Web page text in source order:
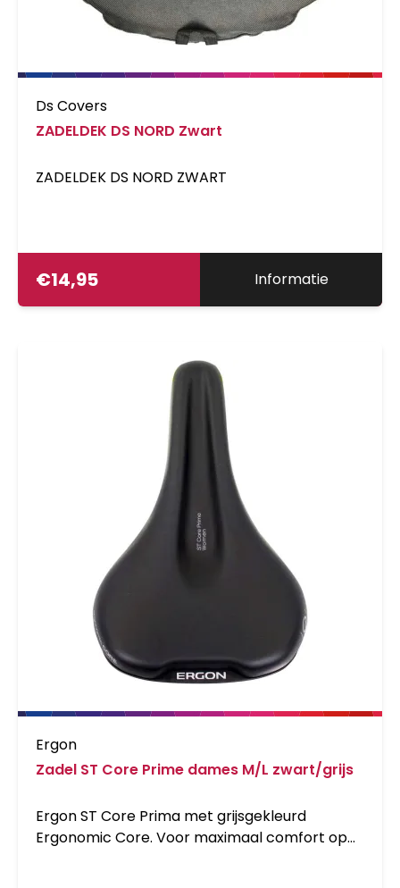
Ds Covers
ZADELDEK DS NORD Zwart
ZADELDEK DS NORD ZWART
€14,95 Informatie
Ergon
Zadel ST Core Prime dames M/L zwart/grijs
Ergon ST Core Prima met grijsgekleurd
Ergonomic Core. Voor maximaal comfort op